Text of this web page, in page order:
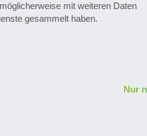
mit weiteren Daten
gesammelt haben.
Nur
Zum